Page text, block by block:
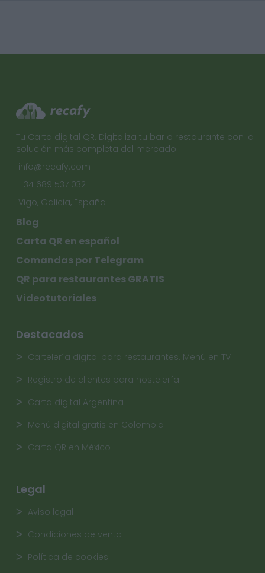
Tu Carta digital QR. Digitaliza tu bar o restaurante con la
solución más completa del mercado.
info@recafy.com
+34 689 537 032
Vigo, Galicia, España
Blog
Carta QR en español
Comandas por Telegram
QR para restaurantes GRATIS
Videotutoriales
Destacados
Cartelería digital para restaurantes. Menú en TV
Registro de clientes para hostelería
Carta digital Argentina
Menú digital gratis en Colombia
Carta QR en México
Legal
Aviso legal
Condiciones de venta
Política de cookies